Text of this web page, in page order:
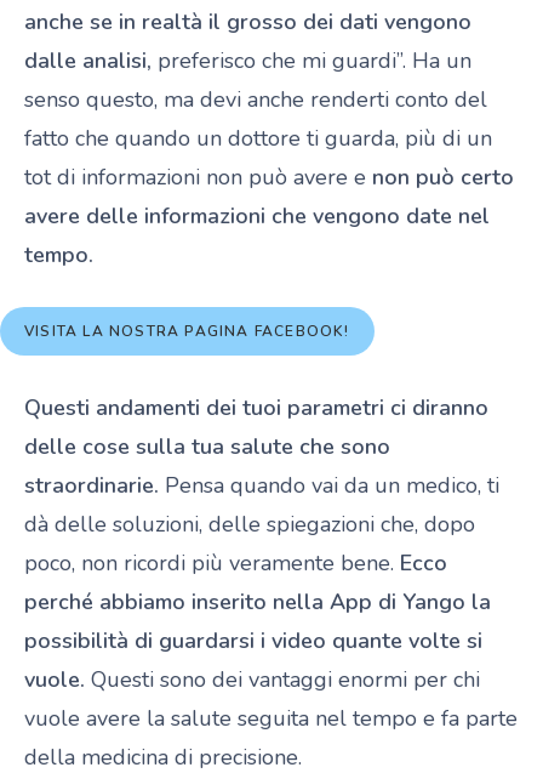
anche se in realtà il grosso dei dati vengono
dalle analisi, preferisco che mi guardi”. Ha un
senso questo, ma devi anche renderti conto del
fatto che quando un dottore ti guarda, più di un
tot di informazioni non può avere e non può certo
avere delle informazioni che vengono date nel
tempo.
VISITA LA NOSTRA PAGINA FACEBOOK!
Questi andamenti dei tuoi parametri ci diranno
delle cose sulla tua salute che sono
straordinarie. Pensa quando vai da un medico, ti
dà delle soluzioni, delle spiegazioni che, dopo
poco, non ricordi più veramente bene. Ecco
perché abbiamo inserito nella App di Yango la
possibilità di guardarsi i video quante volte si
vuole. Questi sono dei vantaggi enormi per chi
vuole avere la salute seguita nel tempo e fa parte
della medicina di precisione.